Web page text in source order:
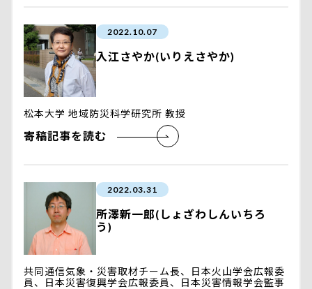
2022.10.07
入江さやか(いりえさやか)
松本大学 地域防災科学研究所 教授
寄稿記事を読む
2022.03.31
所澤新一郎(しょざわしんいちろ
う)
共同通信気象・災害取材チーム長、日本火山学会広報委
員、日本災害復興学会広報委員、日本災害情報学会監事